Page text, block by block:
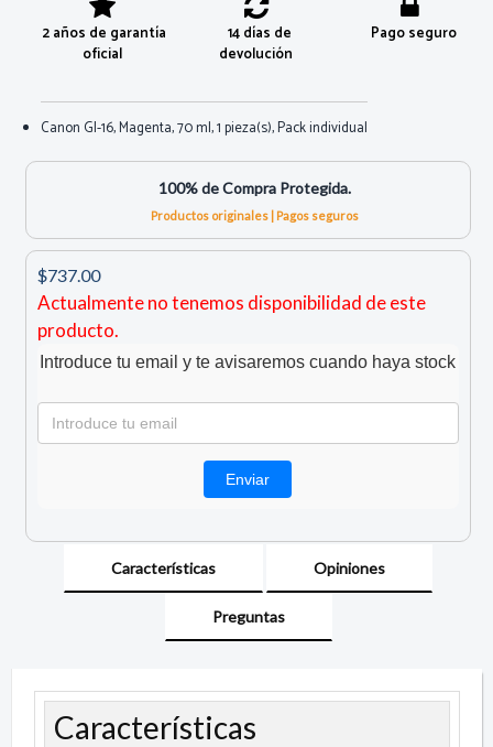
2 años de garantía
oficial
14 días de
devolución
Pago seguro
Canon GI-16, Magenta, 70 ml, 1 pieza(s), Pack individual
100% de Compra Protegida.
Productos originales | Pagos seguros
$737.00
Actualmente no tenemos disponibilidad de este
producto.
Introduce tu email y te avisaremos cuando haya stock
Características Opiniones
Preguntas
Características